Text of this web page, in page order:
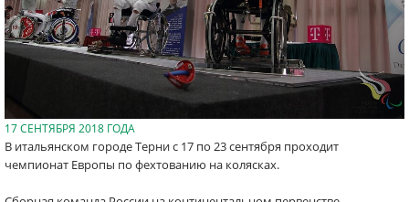
17 СЕНТЯБРЯ 2018 ГОДА
В итальянском городе Терни с 17 по 23 сентября проходит
чемпионат Европы по фехтованию на колясках.